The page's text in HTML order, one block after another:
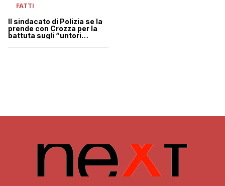
FATTI
Il sindacato di Polizia se la
prende con Crozza per la
battuta sugli “untori